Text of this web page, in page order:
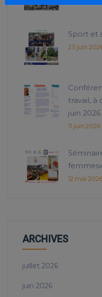
Sport et
23 juin
travail, à
juin 2026
11 juin 2026
femmes»
12 mai
ARCHIVES
juillet 2026
juin 2026